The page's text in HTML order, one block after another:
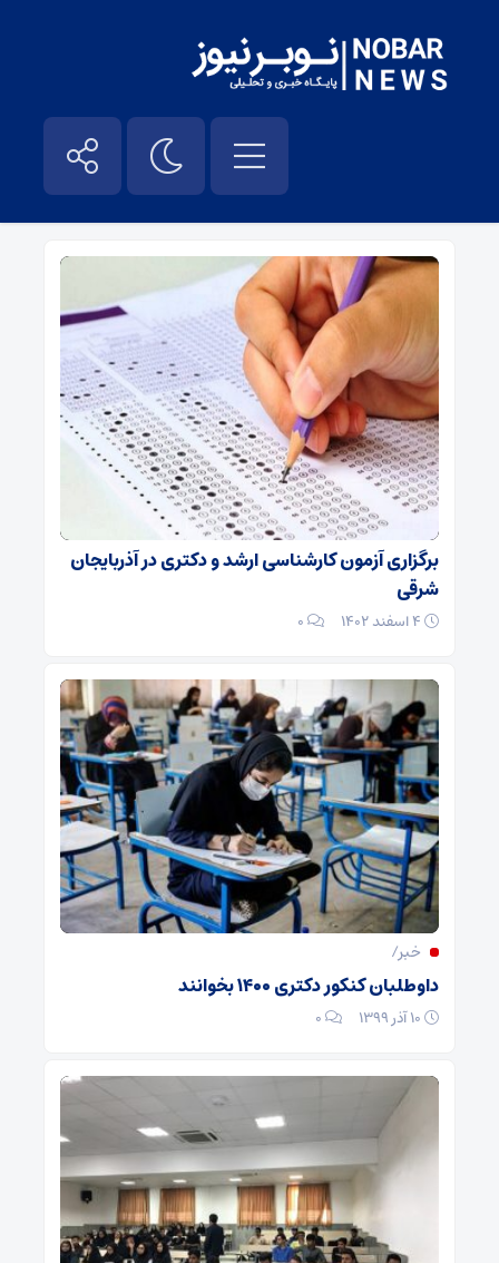
دکتری – نوبر نیوز
برگزاری آزمون کارشناسی ارشد و دکتری در آذربایجان
شرقی
۰
خبر/
داوطلبان کنکور دکتری ۱۴۰۰ بخوانند
۰